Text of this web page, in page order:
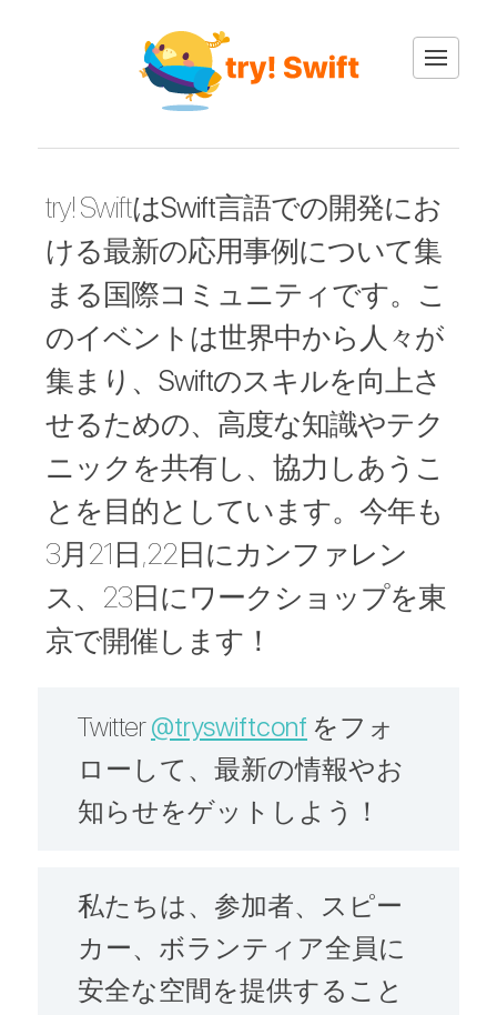
日本語
スピーカー
スポンサー
会場
行動規範
お問い合わせ
チケット
try! SwiftはSwift言語での開発にお
ける最新の応用事例について集
まる国際コミュニティです。こ
のイベントは世界中から人々が
集まり 、Swiftのスキルを向上さ
せるための、高度な知識やテク
ニックを共有し、協力しあうこ
とを目的としています。今年も
3月21日,22日にカンファレン
ス、23日にワークショップを東
京で開催します！
Twitter@tryswiftconf をフォ
ローして、最新の情報やお
知らせをゲットしよう！
私たちは、参加者、スピー
カー、ボランティア全員に
安全な空間を提供すること